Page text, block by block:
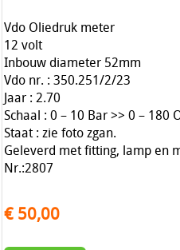
Vdo Oliedruk meter
12 volt
Inbouw diameter 52mm
Vdo nr. : 350.251/2/23
Jaar : 2.70
Schaal : 0 – 10 Bar >> 0 – 180
Staat : zie foto zgan.
Geleverd met fitting, lamp en
Nr.:2807
€ 50,00